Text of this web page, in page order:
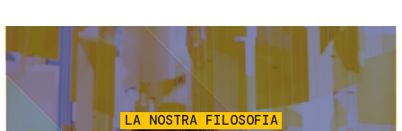
Immagine
LA NOSTRA FILOSOFIA